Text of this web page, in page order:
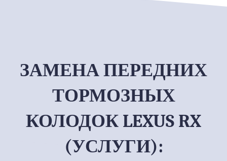
ЗАМЕНА ПЕРЕДНИХ
ТОРМОЗНЫХ
КОЛОДОК LEXUS RX
(УСЛУГИ):